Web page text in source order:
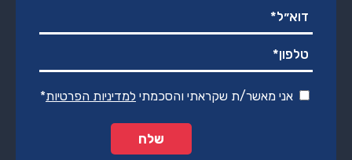
אני מאשר/ת שקראתי והסכמתי למדיניות הפרטיות*